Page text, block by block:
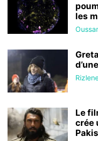
les
Le
crée